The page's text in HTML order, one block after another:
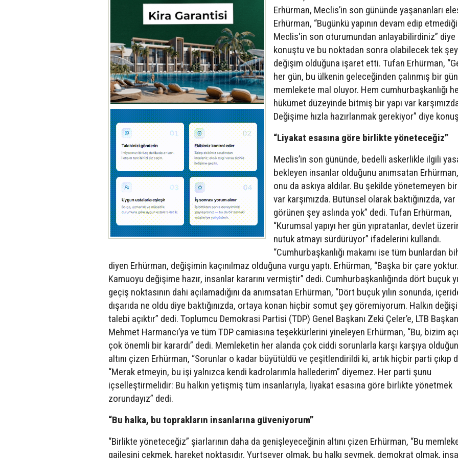
Erhürman, Meclis’in son gününde yaşananları
Erhürman, “Bugünkü yapının devam edip
Meclis'in son oturumundan anlayabilirdiniz” diye
konuştu ve bu noktadan sonra olabilecek tek
değişim olduğuna işaret etti. Tufan Erhürman,
her gün, bu ülkenin geleceğinden çalınmış bir
memlekete mal oluyor. Hem cumhurbaşkanlığı
hükümet düzeyinde bitmiş bir yapı var
Değişime hızla hazırlanmak gerekiyor” diye
“Liyakat esasına göre birlikte yöneteceğiz”
Meclis’in son gününde, bedelli askerlikle ilgili
bekleyen insanlar olduğunu anımsatan
onu da askıya aldılar. Bu şekilde yönetemeyen bir
var karşımızda. Bütünsel olarak baktığınızda,
görünen şey aslında yok” dedi. Tufan Erhürman,
“Kurumsal yapıyı her gün yıpratanlar, devlet
nutuk atmayı sürdürüyor” ifadelerini kullandı.
“Cumhurbaşkanlığı makamı ise tüm bunlardan
diyen Erhürman, değişimin kaçınılmaz olduğuna vurgu yaptı. Erhürman, “Başka bir çare yoktur.
Kamuoyu değişime hazır, insanlar kararını vermiştir” dedi. Cumhurbaşkanlığında dört buçuk
geçiş noktasının dahi açılamadığını da anımsatan Erhürman, “Dört buçuk yılın sonunda,
dışarıda ne oldu diye baktığınızda, ortaya konan hiçbir somut şey göremiyorum. Halkın
talebi açıktır” dedi. Toplumcu Demokrasi Partisi (TDP) Genel Başkanı Zeki Çeler’e, LTB
Mehmet Harmancı’ya ve tüm TDP camiasına teşekkürlerini yineleyen Erhürman, “Bu, bizim
çok önemli bir karardı” dedi. Memleketin her alanda çok ciddi sorunlarla karşı karşıya
altını çizen Erhürman, “Sorunlar o kadar büyütüldü ve çeşitlendirildi ki, artık hiçbir parti çıkıp
“Merak etmeyin, bu işi yalnızca kendi kadrolarımla hallederim” diyemez. Her parti şunu
içselleştirmelidir: Bu halkın yetişmiş tüm insanlarıyla, liyakat esasına göre birlikte yönetmek
zorundayız” dedi.
“Bu halka, bu toprakların insanlarına güveniyorum”
“Birlikte yöneteceğiz” şiarlarının daha da genişleyeceğinin altını çizen Erhürman, “Bu
gailesini çekmek, hareket noktasıdır. Yurtsever olmak, bu halkı sevmek, demokrat olmak,